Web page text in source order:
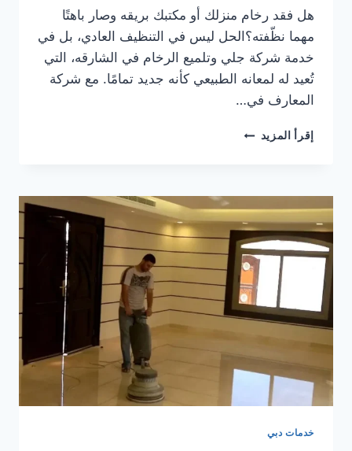
هل فقد رخام منزلك أو مكتبك بريقه وصار باهتًا
مهما نظّفته؟الحل ليس في التنظيف العادي، بل في
خدمة شركة جلي وتلميع الرخام في الشارقه، التي
تُعيد له لمعانه الطبيعي كأنه جديد تمامًا. مع شركة
المعارف في…
إقرأ المزيد شركة
في
الشارقه
خدمات دبي